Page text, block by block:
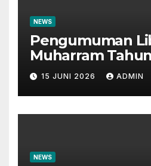
NEWS
Pengumuman
Muharram
1448H
15 JUNI 2026 ADMIN
NEWS